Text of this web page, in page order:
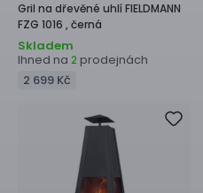
Gril na dřevěné uhlíFIELDMANN
FZG 1016 , černá
Skladem
Ihned na 2 prodejnách
2 699 Kč